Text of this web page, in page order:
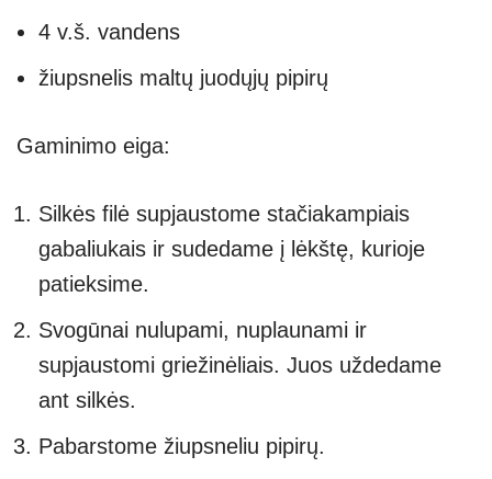
4 v.š. vandens
žiupsnelis maltų juodųjų pipirų
Gaminimo eiga:
Silkės filė supjaustome stačiakampiais
gabaliukais ir sudedame į lėkštę, kurioje
patieksime.
Svogūnai nulupami, nuplaunami ir
supjaustomi griežinėliais. Juos uždedame
ant silkės.
Pabarstome žiupsneliu pipirų.